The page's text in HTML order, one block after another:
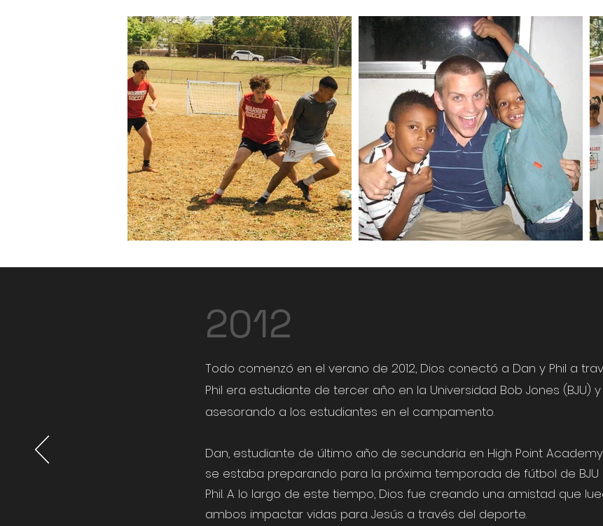
2012
Todo comenzó en el verano de 2012, Dios conectó a Dan y Phil a
Phil era estudiante de tercer año en la Universidad Bob Jones (BJU)
asesorando a los estudiantes en el campamento.
Dan, estudiante de último año de secundaria en High Point
se estaba preparando para la próxima temporada de fútbol de
Phil. A lo largo de este tiempo, Dios fue creando una amistad que
ambos impactar vidas para Jesús a través del deporte.